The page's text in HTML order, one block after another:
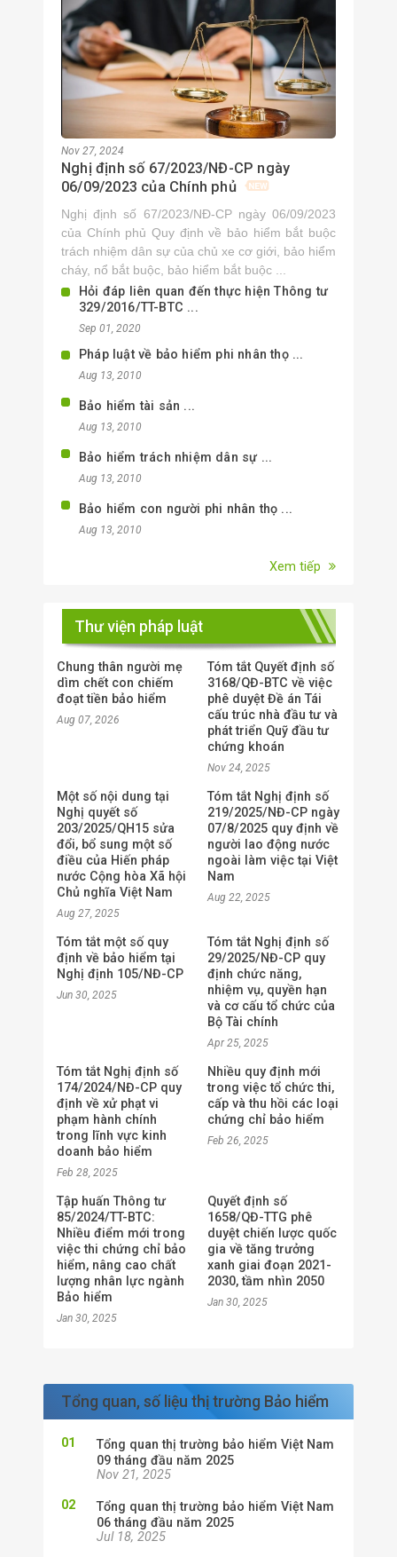
Nov 27, 2024
Nghị định số 67/2023/NĐ-CP ngày
06/09/2023 của Chính phủ
Nghị định số 67/2023/NĐ-CP ngày 06/09/2023
của Chính phủ Quy định về bảo hiểm bắt buộc
trách nhiệm dân sự của chủ xe cơ giới, bảo hiểm
cháy, nổ bắt buộc, bảo hiểm bắt buộc ...
Hỏi đáp liên quan đến thực hiện Thông tư
329/2016/TT-BTC ...
Sep 01, 2020
Pháp luật về bảo hiểm phi nhân thọ ...
Aug 13, 2010
Bảo hiểm tài sản ...
Aug 13, 2010
Bảo hiểm trách nhiệm dân sự ...
Aug 13, 2010
Bảo hiểm con người phi nhân thọ ...
Aug 13, 2010
Xem tiếp
Thư viện pháp luật
Chung thân người mẹ
dìm chết con chiếm
đoạt tiền bảo hiểm
Aug 07, 2026
Tóm tắt Quyết định số
3168/QĐ-BTC về việc
phê duyệt Đề án Tái
cấu trúc nhà đầu tư và
phát triển Quỹ đầu tư
chứng khoán
Nov 24, 2025
Một số nội dung tại
Nghị quyết số
203/2025/QH15 sửa
đổi, bổ sung một số
điều của Hiến pháp
nước Cộng hòa Xã hội
Chủ nghĩa Việt Nam
Aug 27, 2025
Tóm tắt Nghị định số
219/2025/NĐ-CP ngày
07/8/2025 quy định về
người lao động nước
ngoài làm việc tại Việt
Nam
Aug 22, 2025
Tóm tắt một số quy
định về bảo hiểm tại
Nghị định 105/NĐ-CP
Jun 30, 2025
Tóm tắt Nghị định số
29/2025/NĐ-CP quy
định chức năng,
nhiệm vụ, quyền hạn
và cơ cấu tổ chức của
Bộ Tài chính
Apr 25, 2025
Tóm tắt Nghị định số
174/2024/NĐ-CP quy
định về xử phạt vi
phạm hành chính
trong lĩnh vực kinh
doanh bảo hiểm
Feb 28, 2025
Nhiều quy định mới
trong việc tổ chức thi,
cấp và thu hồi các loại
chứng chỉ bảo hiểm
Feb 26, 2025
Tập huấn Thông tư
85/2024/TT-BTC:
Nhiều điểm mới trong
việc thi chứng chỉ bảo
hiểm, nâng cao chất
lượng nhân lực ngành
Bảo hiểm
Jan 30, 2025
Quyết định số
1658/QĐ-TTG phê
duyệt chiến lược quốc
gia về tăng trưởng
xanh giai đoạn 2021-
2030, tầm nhìn 2050
Jan 30, 2025
Tổng quan, số liệu thị trường Bảo hiểm
Tổng quan thị trường bảo hiểm Việt Nam
09 tháng đầu năm 2025
Nov 21, 2025
Tổng quan thị trường bảo hiểm Việt Nam
06 tháng đầu năm 2025
Jul 18, 2025